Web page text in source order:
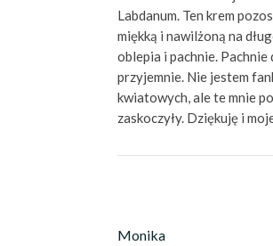
Labdanum. Ten krem
miękką i nawilżoną na
oblepia i pachnie. Pachnie
przyjemnie. Nie jestem
kwiatowych, ale te mnie
zaskoczyły. Dziękuję i
Monika